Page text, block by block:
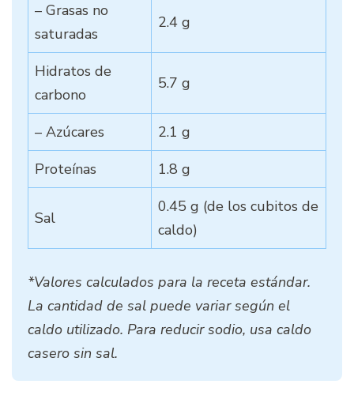
– Grasas no
saturadas
2.4 g
Hidratos de
carbono
5.7 g
– Azúcares
2.1 g
Proteínas
1.8 g
Sal
0.45 g (de los cubitos de
caldo)
*Valores calculados para la receta estándar.
La cantidad de sal puede variar según el
caldo utilizado. Para reducir sodio, usa caldo
casero sin sal.